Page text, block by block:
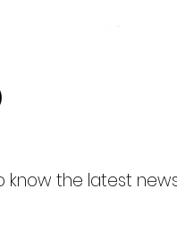
know the latest